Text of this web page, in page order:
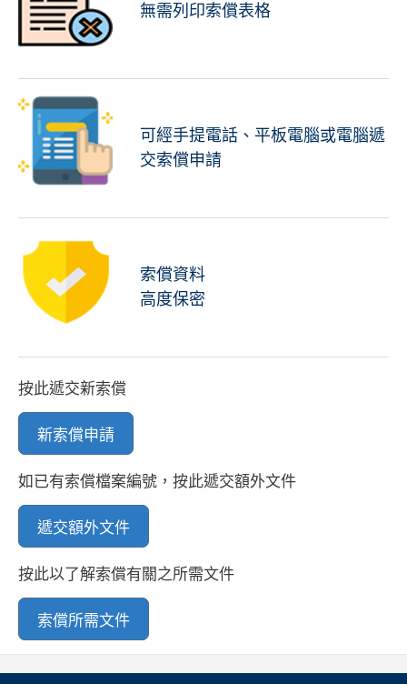
無需列印索償表格
可經手提電話、平板電腦或電腦遞
交索償申請
索償資料
高度保密
按此遞交新索償
新索償申請
如已有索償檔案編號，按此遞交額外文件
遞交額外文件
按此以了解索償有關之所需文件
索償所需文件